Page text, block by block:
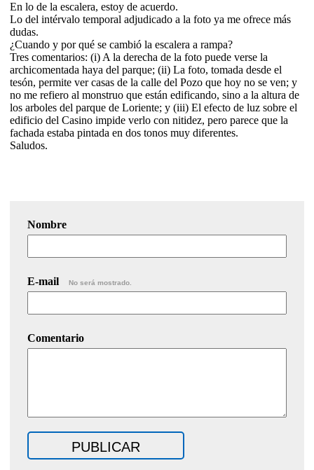
En lo de la escalera, estoy de acuerdo.
Lo del intérvalo temporal adjudicado a la foto ya me ofrece más
dudas.
¿Cuando y por qué se cambió la escalera a rampa?
Tres comentarios: (i) A la derecha de la foto puede verse la
archicomentada haya del parque; (ii) La foto, tomada desde el
tesón, permite ver casas de la calle del Pozo que hoy no se ven; y
no me refiero al monstruo que están edificando, sino a la altura de
los arboles del parque de Loriente; y (iii) El efecto de luz sobre el
edificio del Casino impide verlo con nitidez, pero parece que la
fachada estaba pintada en dos tonos muy diferentes.
Saludos.
Nombre
E-mail No será mostrado.
Comentario